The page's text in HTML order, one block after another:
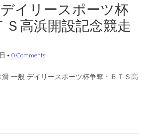
イリースポーツ杯
Ｓ高浜開設記念競走
• 0 Comments
一般 デイリースポーツ杯争奪・ＢＴＳ高